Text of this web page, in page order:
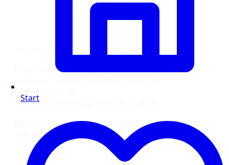
Infos zum Lidl Prospekt vom 31.10.16
Seitenanzahl: 20
Gültig bis Samstag, dem 05.11.2016
Das Lidl Magazin „Der beste Stil ist der Eigene“
(KW 44, 24 Seiten) online ansehen:
Start